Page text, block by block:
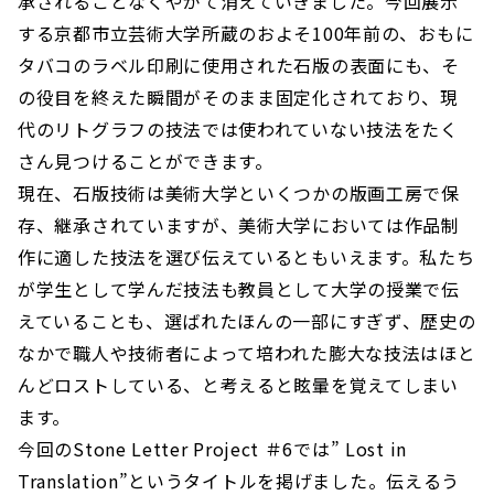
する京都市立芸術大学所蔵のおよそ100年前の、おもに
タバコのラベル印刷に使用された石版の表面にも、そ
の役目を終えた瞬間がそのまま固定化されており、現
代のリトグラフの技法では使われていない技法をたく
さん見つけることができます。
現在、石版技術は美術大学といくつかの版画工房で保
存、継承されていますが、美術大学においては作品制
作に適した技法を選び伝えているともいえます。私たち
が学生として学んだ技法も教員として大学の授業で伝
えていることも、選ばれたほんの一部にすぎず、歴史の
なかで職人や技術者によって培われた膨大な技法はほと
んどロストしている、と考えると眩暈を覚えてしまい
ます。
今回のStone Letter Project ＃6では” Lost in
Translation”というタイトルを掲げました。伝えるう